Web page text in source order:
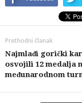
Prethodni članak
Najmlađi gorički
osvojili 12 medalja
međunarodnom